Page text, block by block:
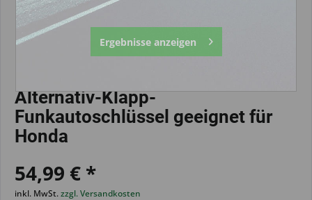
Alternativ-Klapp-
Funkautoschlüssel geeignet für
Honda
54,99 € *
inkl. MwSt.zzgl. Versandkosten
Ergebnisse anzeigen